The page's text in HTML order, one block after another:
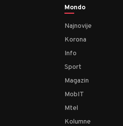
Mondo
Najnovije
Korona
Info
Sport
Magazin
MobIT
Mtel
Kolumne